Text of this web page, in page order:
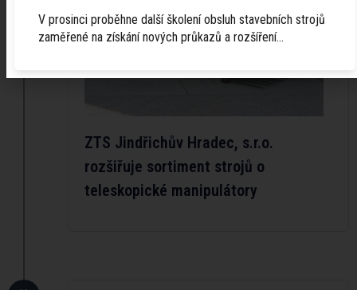
ZTS Jindřichův Hradec, s.r.o.
rozšiřuje sortiment strojů o
teleskopické manipulátory
V prosinci proběhne další školení obsluh stavebních strojů
zaměřené na získání nových průkazů a rozšíření…